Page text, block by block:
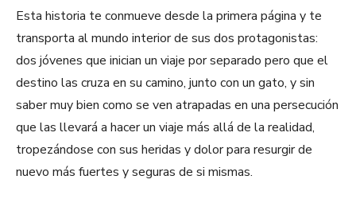
Esta historia te conmueve desde la primera página y te
transporta al mundo interior de sus dos protagonistas:
dos jóvenes que inician un viaje por separado pero que el
destino las cruza en su camino, junto con un gato, y sin
saber muy bien como se ven atrapadas en una persecución
que las llevará a hacer un viaje más allá de la realidad,
tropezándose con sus heridas y dolor para resurgir de
nuevo más fuertes y seguras de si mismas.